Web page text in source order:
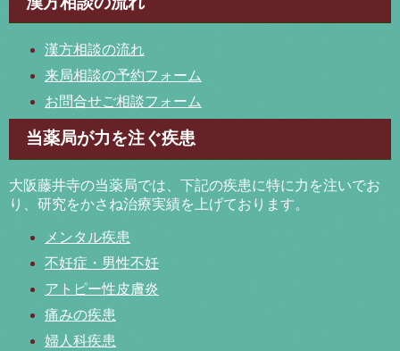
漢方相談の流れ
来局相談の予約フォーム
お問合せご相談フォーム
当薬局が力を注ぐ疾患
大阪藤井寺の当薬局では、下記の疾患に特に力を注いでお
り、研究をかさね治療実績を上げております。
メンタル疾患
不妊症・男性不妊
アトピー性皮膚炎
痛みの疾患
婦人科疾患